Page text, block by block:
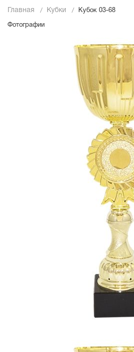
Главная Кубки Кубок 03-68
Фотографии